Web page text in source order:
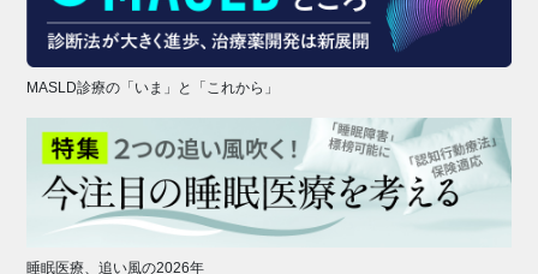
MASLD診療の「いま」と「これから」
睡眠医療、追い風の2026年